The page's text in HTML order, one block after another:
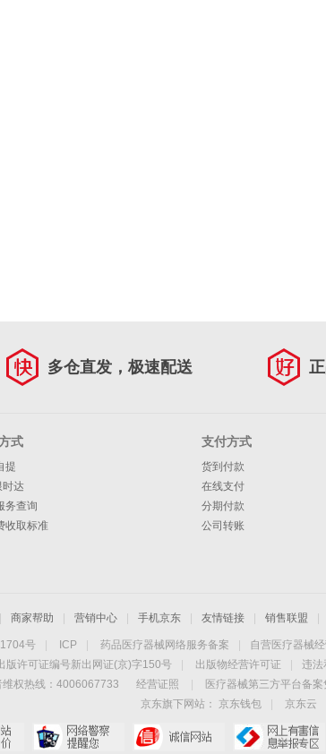
多仓直发，极速配送
式
提
时达
务查询
收取标准
支付方式
货到付款
在线支付
分期付款
公司转账
商家帮助 营销中心 手机京东 友情链接 销售联盟
号 ICP 药品医疗器械网络服务备案 自营医疗器械
版许可证编号新出网证(京)字150号
出版物经营许可证
违
维权热线：4006067733 经营证照 医疗器械第三方平台备
京东旗下网站：
京东钱包
京东云